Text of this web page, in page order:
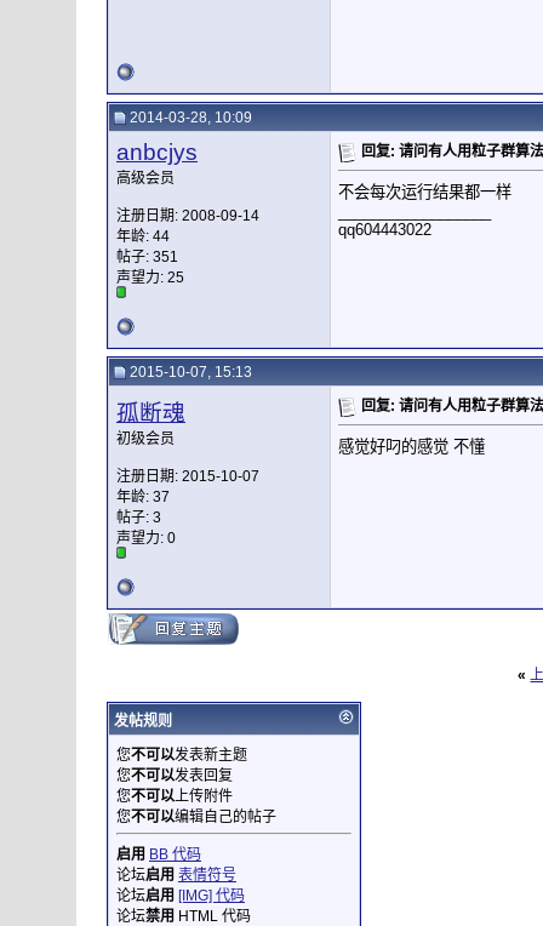
2014-03-28, 10:09
anbcjys
高级会员
注册日期: 2008-09-14
年龄: 44
帖子: 351
声望力: 25
回复: 请问有人用粒子群算
不会每次运行结果都一样
qq604443022
2015-10-07, 15:13
孤断魂
初级会员
注册日期: 2015-10-07
年龄: 37
帖子: 3
声望力: 0
回复: 请问有人用粒子群算
感觉好叼的感觉 不懂
«
发帖规则
您不可以发表新主题
您不可以发表回复
您不可以上传附件
您不可以编辑自己的帖子
启用 BB 代码
论坛启用 表情符号
论坛启用 [IMG] 代码
论坛禁用 HTML 代码